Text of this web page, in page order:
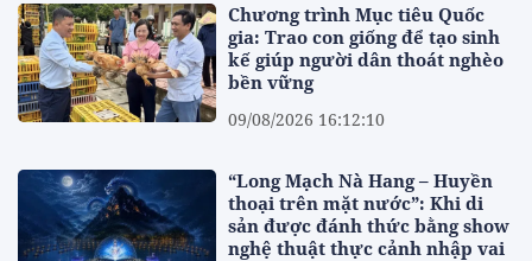
Chương trình Mục tiêu Quốc
gia: Trao con giống để tạo sinh
kế giúp người dân thoát nghèo
bền vững
09/08/2026 16:12:10
“Long Mạch Nà Hang – Huyền
thoại trên mặt nước”: Khi di
sản được đánh thức bằng show
nghệ thuật thực cảnh nhập vai